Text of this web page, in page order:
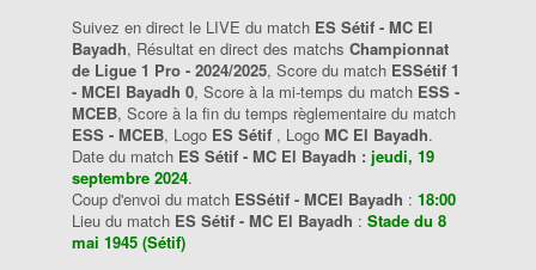
Suivez en direct le LIVE du match ES Sétif - MC El
Bayadh, Résultat en direct des matchs Championnat
de Ligue 1 Pro - 2024/2025, Score du match ESSétif 1
- MCEl Bayadh 0, Score à la mi-temps du match ESS -
MCEB, Score à la fin du temps règlementaire du match
ESS - MCEB, Logo ES Sétif , Logo MC El Bayadh.
Date du match ES Sétif - MC El Bayadh : jeudi, 19
septembre 2024.
Coup d'envoi du match ESSétif - MCEl Bayadh : 18:00
Lieu du match ES Sétif - MC El Bayadh : Stade du 8
mai 1945 (Sétif)